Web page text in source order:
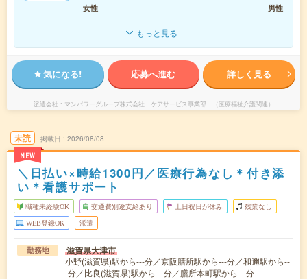
女性
男性
もっと見る
気になる! 応募へ進む 詳しく見る
派遣会社 マンパワーグループ株式会社 ケアサービス事業部 （医療福祉介護関連）
未読
NEW
掲載日 2026/08/08
＼日払い×時給1300円／医療行為なし＊付き添
い＊看護サポート
職種未経験OK 交通費別途支給あり 土日祝日が休み 残業なし
WEB登録OK 派遣
勤務地 滋賀県大津市
小野(滋賀県)駅から---分／京阪膳所駅から---分／和邇駅から--
-分／比良(滋賀県)駅から---分／膳所本町駅から---分